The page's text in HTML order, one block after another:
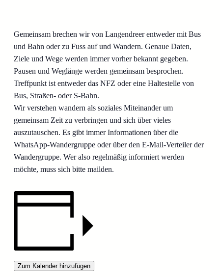
Gemeinsam brechen wir von Langendreer entweder mit Bus
und Bahn oder zu Fuss auf und Wandern. Genaue Daten,
Ziele und Wege werden immer vorher bekannt gegeben.
Pausen und Weglänge werden gemeinsam besprochen.
Treffpunkt ist entweder das NFZ oder eine Haltestelle von
Bus, Straßen- oder S-Bahn.
Wir verstehen wandern als soziales Miteinander um
gemeinsam Zeit zu verbringen und sich über vieles
auszutauschen. Es gibt immer Informationen über die
WhatsApp-Wandergruppe oder über den E-Mail-Verteiler der
Wandergruppe. Wer also regelmäßig informiert werden
möchte, muss sich bitte mailden.
Zum Kalender hinzufügen